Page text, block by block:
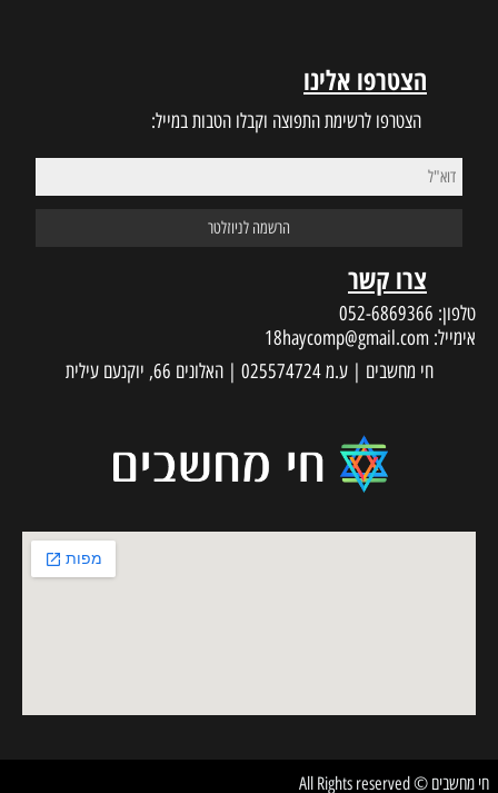
הצטרפו אלינו
הצטרפו לרשימת התפוצה וקבלו הטבות במייל:
צרו קשר
טלפון: 052-6869366
אימייל: 18haycomp@gmail.com
חי מחשבים | ע.מ 025574724 | האלונים 66, יוקנעם עילית
חי מחשבים © All Rights reserved